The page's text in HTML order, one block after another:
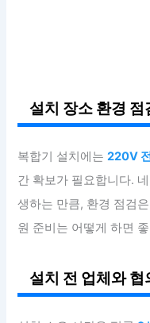
설치 장소 환경 점
복합기 설치에는220V
간 확보가 필요합니다.
생하는 만큼, 환경 점검
원 준비는 어떻게 하면
설치 전 업체와 협